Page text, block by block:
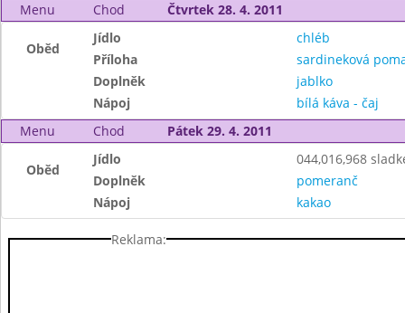
Menu
Chod Čtvrtek 28. 4. 2011
Oběd
Jídlo
chléb
Příloha
sardineková
Doplněk
jablko
Nápoj
bílá káva - čaj
Menu
Chod Pátek 29. 4. 2011
Oběd
Jídlo
044,016,968
Doplněk
pomeranč
Nápoj
kakao
Reklama: